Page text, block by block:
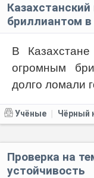
бриллиантом в
В
огромным
долго ломали
Учёные Чёрный
Проверка на
устойчивость